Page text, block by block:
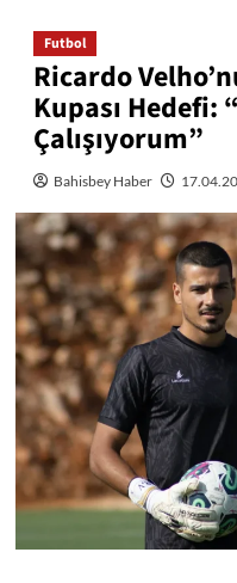
Futbol
Ricardo
Kupası
Çalışıyorum”
Bahisbey Haber